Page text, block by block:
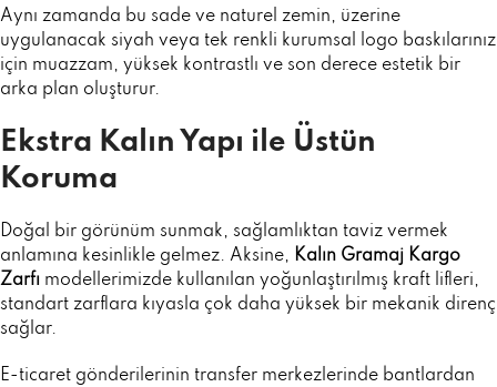
Aynı zamanda bu sade ve naturel zemin, üzerine
uygulanacak siyah veya tek renkli kurumsal logo baskılarınız
için muazzam, yüksek kontrastlı ve son derece estetik bir
arka plan oluşturur.
Ekstra Kalın Yapı ile Üstün
Koruma
Doğal bir görünüm sunmak, sağlamlıktan taviz vermek
anlamına kesinlikle gelmez. Aksine, Kalın Gramaj Kargo
Zarfı modellerimizde kullanılan yoğunlaştırılmış kraft lifleri,
standart zarflara kıyasla çok daha yüksek bir mekanik direnç
sağlar.
E-ticaret gönderilerinin transfer merkezlerinde bantlardan